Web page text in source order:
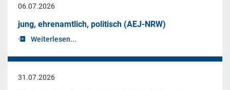
06.07.2026
jung, ehrenamtlich, politisch (AEJ-NRW)
Weiterlesen...
31.07.2026